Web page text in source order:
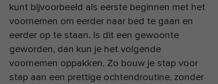
kunt bijvoorbeeld als eerste beginnen met het
voornemen om eerder naar bed te gaan en
eerder op te staan. Is dit een gewoonte
geworden, dan kun je het volgende
voornemen oppakken. Zo bouw je stap voor
stap aan een prettige ochtendroutine, zonder